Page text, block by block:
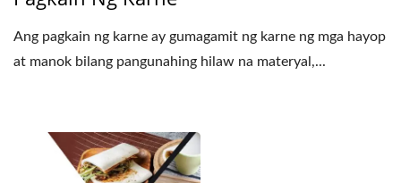
Ang pagkain ng karne ay gumagamit ng karne ng mga hayop
at manok bilang pangunahing hilaw na materyal,...